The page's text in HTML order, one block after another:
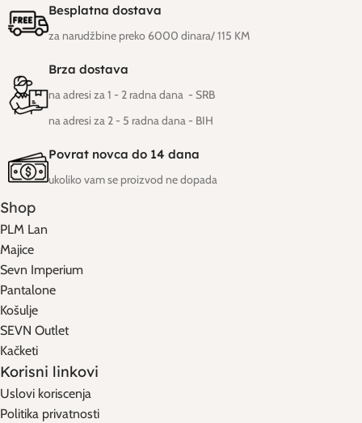
Besplatna dostava
za narudžbine preko 6000 dinara/ 115 KM
Brza dostava
na adresi za 1 - 2 radna dana - SRB
na adresi za 2 - 5 radna dana- BIH
Povrat novca do 14 dana
ukoliko vam se proizvod ne dopada
Shop
PLM Lan
Majice
Sevn Imperium
Pantalone
Košulje
SEVN Outlet
Kačketi
Korisni linkovi
Uslovi koriscenja
Politika privatnosti